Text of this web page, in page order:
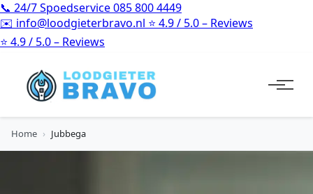
📞 24/7 Spoedservice085 800 4449
✉️ info@loodgieterbravo.nl ⭐ 4.9 / 5.0 – Reviews
⭐ 4.9 / 5.0 – Reviews
Home › Jubbega